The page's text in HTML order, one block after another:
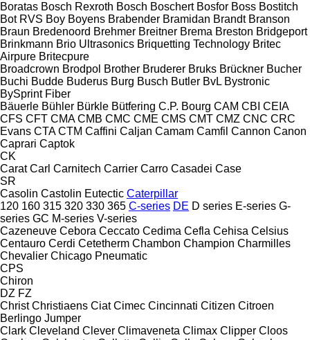
Boratas Bosch Rexroth Bosch Boschert Bosfor Boss Bostitch
Bot RVS Boy Boyens Brabender Bramidan Brandt Branson
Braun Bredenoord Brehmer Breitner Brema Breston Bridgeport
Brinkmann Brio Ultrasonics Briquetting Technology Britec
Airpure Britecpure
Broadcrown Brodpol Brother Bruderer Bruks Brückner Bucher
Buchi Budde Buderus Burg Busch Butler BvL Bystronic
BySprint Fiber
Bäuerle Bühler Bürkle Bütfering C.P. Bourg CAM CBI CEIA
CFS CFT CMA CMB CMC CME CMS CMT CMZ CNC CRC
Evans CTA CTM Caffini Caljan Camam Camfil Cannon Canon
Caprari Captok
CK
Carat Carl Carnitech Carrier Carro Casadei Case
SR
Casolin Castolin Eutectic Caterpillar
120 160 315 320 330 365 C-series DE D series E-series G-
series GC M-series V-series
Cazeneuve Cebora Ceccato Cedima Cefla Cehisa Celsius
Centauro Cerdi Cetetherm Chambon Champion Charmilles
Chevalier Chicago Pneumatic
CPS
Chiron
DZ FZ
Christ Christiaens Ciat Cimec Cincinnati Citizen Citroen
Berlingo Jumper
Clark Cleveland Clever Climaveneta Climax Clipper Cloos